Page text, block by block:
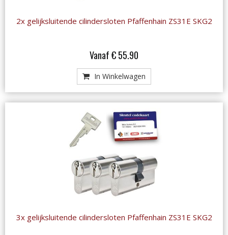
2x gelijksluitende cilindersloten Pfaffenhain ZS31E SKG2
Vanaf € 55.90
In Winkelwagen
3x gelijksluitende cilindersloten Pfaffenhain ZS31E SKG2